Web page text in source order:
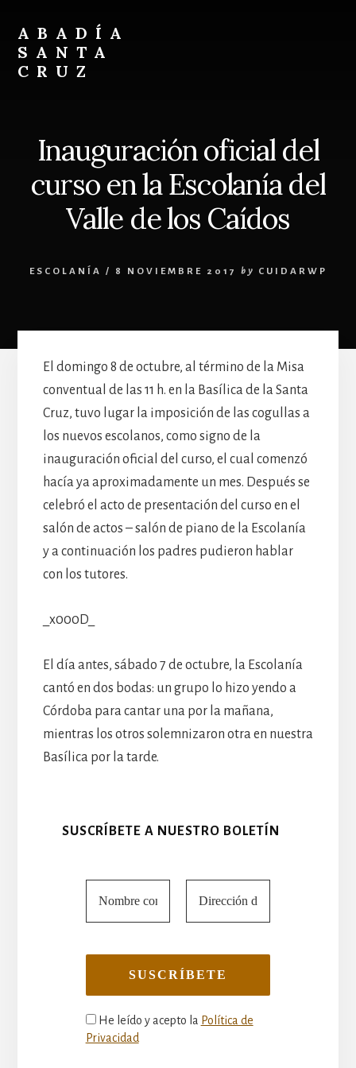
content
footer
ABADÍA
SANTA
CRUZ
Inauguración oficial del
curso en la Escolanía del
Valle de los Caídos
ESCOLANÍA / 8 NOVIEMBRE 2017 by CUIDARWP
El domingo 8 de octubre, al término de la Misa
conventual de las 11 h. en la Basílica de la Santa
Cruz, tuvo lugar la imposición de las cogullas a
los nuevos escolanos, como signo de la
inauguración oficial del curso, el cual comenzó
hacía ya aproximadamente un mes. Después se
celebró el acto de presentación del curso en el
salón de actos – salón de piano de la Escolanía
y a continuación los padres pudieron hablar
con los tutores.
_x000D_
El día antes, sábado 7 de octubre, la Escolanía
cantó en dos bodas: un grupo lo hizo yendo a
Córdoba para cantar una por la mañana,
mientras los otros solemnizaron otra en nuestra
Basílica por la tarde.
SUSCRÍBETE A NUESTRO BOLETÍN
He leído y acepto la Política de
Privacidad